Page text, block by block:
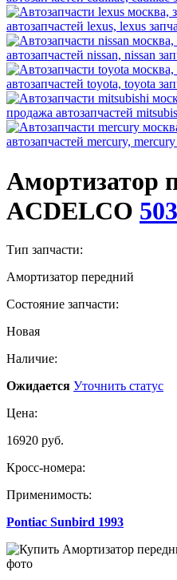
Амортизатор
ACDELCO
Тип запчасти:
Амортизатор передний
Состояние запчасти:
Новая
Наличие:
Ожидается Уточнить статус
Цена:
16920 руб.
Кросс-номера:
Применимость:
Pontiac Sunbird 1993